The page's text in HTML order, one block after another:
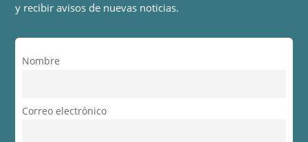
y recibir avisos de nuevas noticias.
Nombre
Correo electrónico